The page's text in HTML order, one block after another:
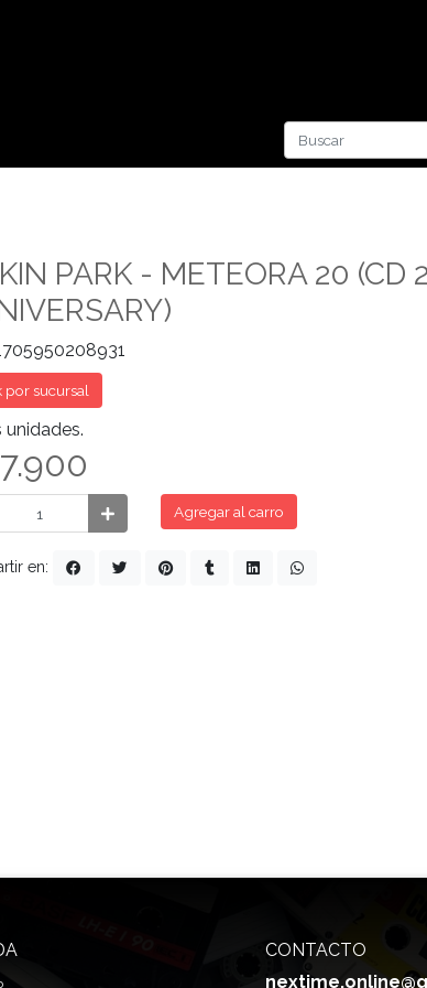
PARK - METEORA 20 (CD
por sucursal
unidades.
Agregar al carro
en:
CONTACTO